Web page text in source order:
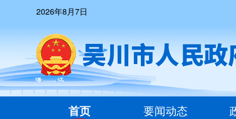
2026年8月7日
首页 要闻动态